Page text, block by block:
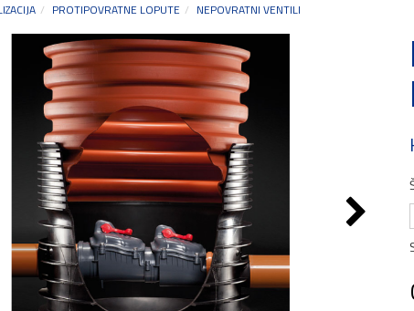
PROTIPOVRATNE LOPUTE NEPOVRATNI VENTILI